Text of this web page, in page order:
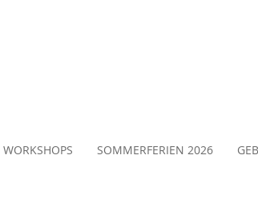
WORKSHOPS SOMMERFERIEN 2026